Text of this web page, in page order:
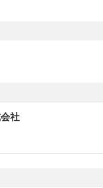
があります。
ています。
・事業場別・階層
づくりアカデミー
制度、海外研修 等
ピール制度（社内
制度、キャリア＆ラ
カムセレモニー、
社